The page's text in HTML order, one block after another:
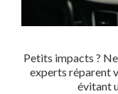
Petits impacts ?
experts réparent
évitant